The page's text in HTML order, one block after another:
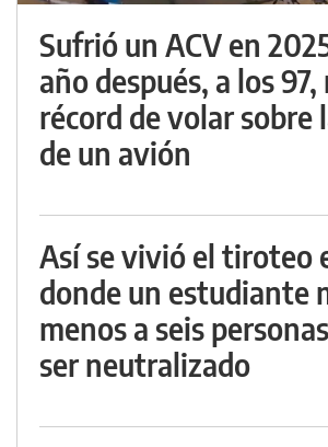
Sufrió un ACV en
año después, a los
récord de volar sobre
de un avión
Así se vivió el tiroteo
donde un estudiante
menos a seis
ser neutralizado